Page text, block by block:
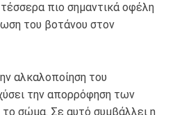
πιο σημαντικά οφέλη
του βοτάνου στον
αλκαλοποίηση του
την απορρόφηση των
σώμα. Σε αυτό συμβάλλει η